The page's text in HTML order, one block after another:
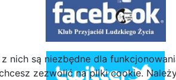
są niezbędne dla
zezwolić na pliki cookie.